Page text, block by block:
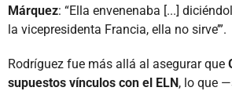
Márquez: “Ella envenenaba [...]
la vicepresidenta Francia, ella no sirve’”.
Rodríguez fue más allá al asegurar que
supuestos vínculos con el ELN, lo que